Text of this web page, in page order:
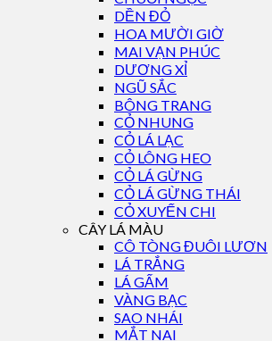
DỀN ĐỎ
HOA MƯỜI GIỜ
MAI VẠN PHÚC
DƯƠNG XỈ
NGŨ SẮC
BÔNG TRANG
CỎ NHUNG
CỎ LÁ LẠC
CỎ LÔNG HEO
CỎ LÁ GỪNG
CỎ LÁ GỪNG THÁI
CỎ XUYẾN CHI
CÂY LÁ MÀU
CÔ TÒNG ĐUÔI LƯƠN
LÁ TRẮNG
LÁ GẤM
VÀNG BẠC
SAO NHÁI
MẮT NAI